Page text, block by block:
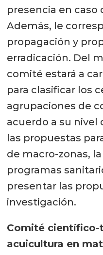
presencia en caso
Además, le
propagación y
erradicación. Del
comité estará a
para clasificar los
agrupaciones de
acuerdo a su nivel
las propuestas
de macro-zonas,
programas
presentar las
investigación.
Comité científico-
acuicultura en